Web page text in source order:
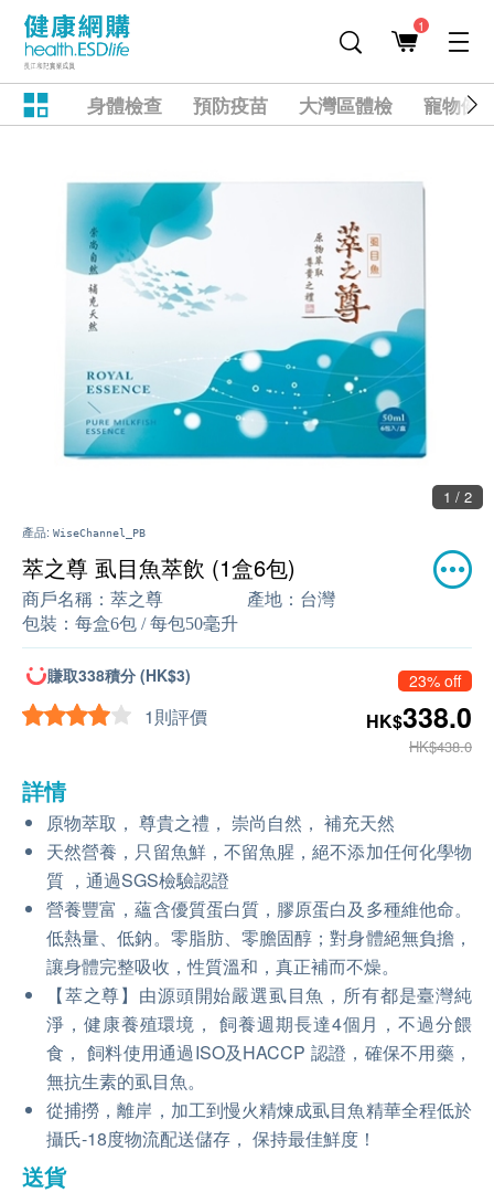
1
身體檢查 預防疫苗 大灣區體檢 寵物健
1 / 2
產品: WiseChannel_PB
萃之尊 虱目魚萃飲 (1盒6包)
商戶名稱： 萃之尊 產地： 台灣
包裝： 每盒6包 / 每包50毫升
賺取338積分 (HK$3)
1則評價
23% off
HK$338.0
HK$438.0
詳情
原物萃取， 尊貴之禮， 崇尚自然， 補充天然
天然營養，只留魚鮮，不留魚腥，絕不添加任何化學物
質 ，通過SGS檢驗認證
營養豐富，蘊含優質蛋白質，膠原蛋白及多種維他命。
低熱量、低鈉。零脂肪、零膽固醇；對身體絕無負擔，
讓身體完整吸收，性質溫和，真正補而不燥。
【萃之尊】由源頭開始嚴選虱目魚，所有都是臺灣純
淨，健康養殖環境， 飼養週期長達4個月，不過分餵
食， 飼料使用通過ISO及HACCP 認證，確保不用藥，
無抗生素的虱目魚。
從捕撈，離岸，加工到慢火精煉成虱目魚精華全程低於
攝氏-18度物流配送儲存， 保持最佳鮮度！
送貨